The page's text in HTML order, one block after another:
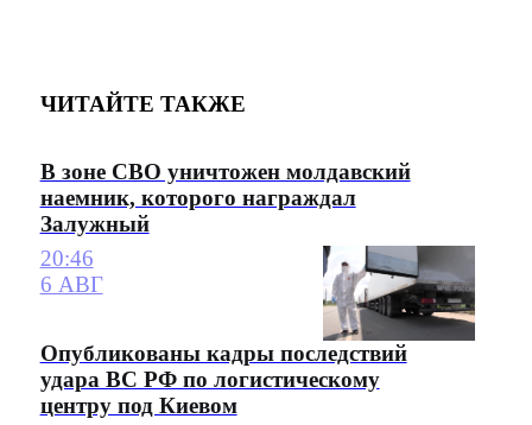
ЧИТАЙТЕ ТАКЖЕ
В зоне СВО уничтожен молдавский
наемник, которого награждал
Залужный
20:46
6 АВГ
Опубликованы кадры последствий
удара ВС РФ по логистическому
центру под Киевом